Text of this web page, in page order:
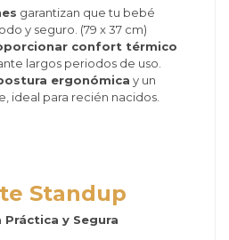
garantizan que tu bebé
y seguro. (79 x 37 cm)
confort térmico
largos periodos de uso.
ergonómica y un
ideal para recién nacidos.
Standup
Práctica y Segura